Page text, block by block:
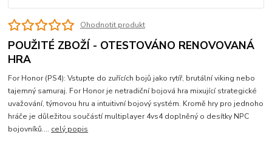
Ohodnotit produkt
POUŽITÉ ZBOŽÍ - OTESTOVÁNO RENOVOVANÁ
HRA
For Honor (PS4): Vstupte do zuřících bojů jako rytíř, brutální viking nebo
tajemný samuraj. For Honor je netradiční bojová hra mixující strategické
uvažování, týmovou hru a intuitivní bojový systém. Kromě hry pro jednoho
hráče je důležitou součástí multiplayer 4vs4 doplněný o desítky NPC
bojovníků.... celý popis